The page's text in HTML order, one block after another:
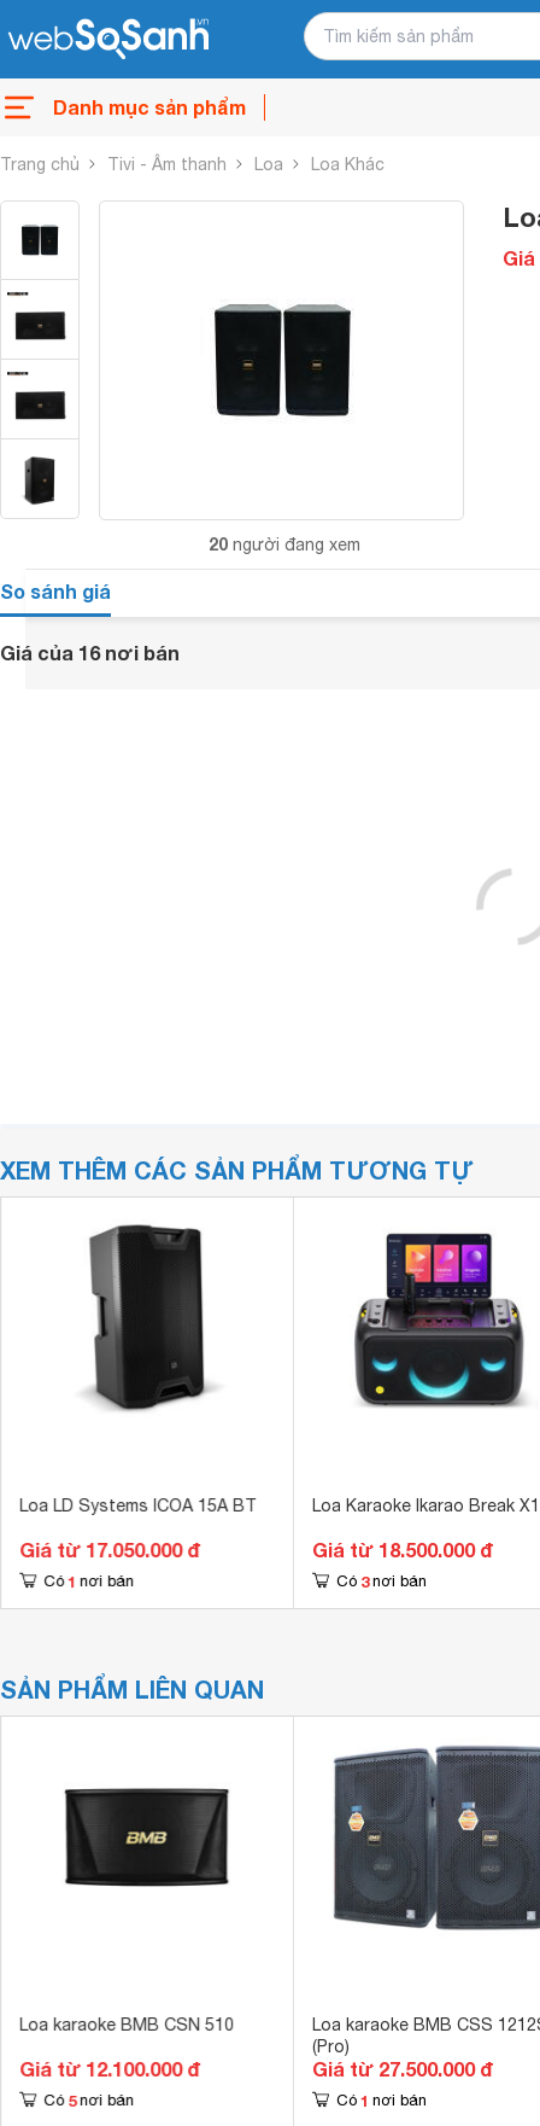
Danh mục sản phẩm
Trang chủ Tivi - Âm thanh Loa Loa Khác
20 người đang xem
Giá
So sánh giá
Giá của 16 nơi bán
XEM THÊM CÁC SẢN PHẨM TƯƠNG TỰ
Loa LD Systems ICOA 15A BT
Giá từ 17.050.000 đ
Có 1 nơi bán
Loa Karaoke Ikarao Break X1
Giá từ 18.500.000 đ
Có 3 nơi bán
SẢN PHẨM LIÊN QUAN
Loa karaoke BMB CSN 510
Giá từ 12.100.000 đ
Có 5 nơi bán
Loa karaoke BMB CSS
(Pro)
Giá từ 27.500.000 đ
Có 1 nơi bán